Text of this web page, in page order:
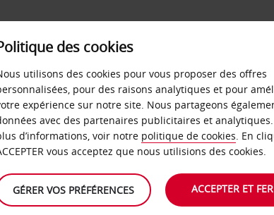
LIBRE-SERVICE
AGENCE DE
des cookies
utilisons des cookies pour vous proposer des offres
pour des raisons analytiques et pour
expérience sur notre site. Nous partageons
avec des partenaires publicitaires et
d’informations, voir notre politique de cookies. En
vous acceptez que nous utilisions des cookies.
GÉRER VOS PRÉFÉRENCES ACCEPTER ET